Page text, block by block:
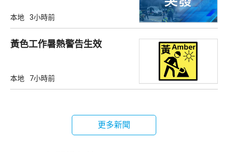
本地 3小時前
黃色工作暑熱警告生效
本地 7小時前
更多新聞